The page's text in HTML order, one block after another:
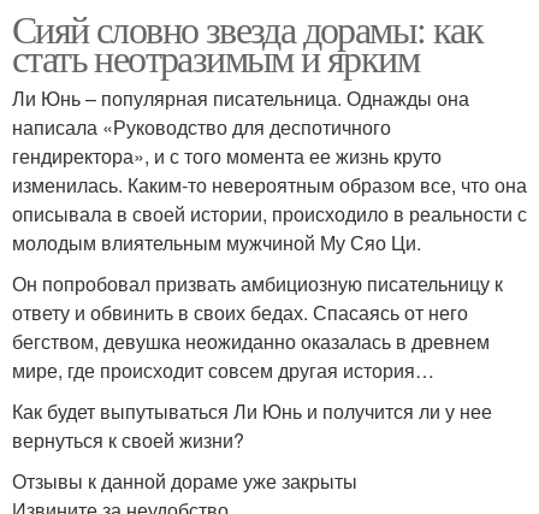
Сияй словно звезда дорамы: как
стать неотразимым и ярким
Ли Юнь – популярная писательница. Однажды она
написала «Руководство для деспотичного
гендиректора», и с того момента ее жизнь круто
изменилась. Каким-то невероятным образом все, что она
описывала в своей истории, происходило в реальности с
молодым влиятельным мужчиной Му Сяо Ци.
Он попробовал призвать амбициозную писательницу к
ответу и обвинить в своих бедах. Спасаясь от него
бегством, девушка неожиданно оказалась в древнем
мире, где происходит совсем другая история…
Как будет выпутываться Ли Юнь и получится ли у нее
вернуться к своей жизни?
Отзывы к данной дораме уже закрыты